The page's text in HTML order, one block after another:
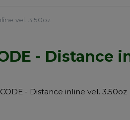
vel. 3.50oz
- Distance